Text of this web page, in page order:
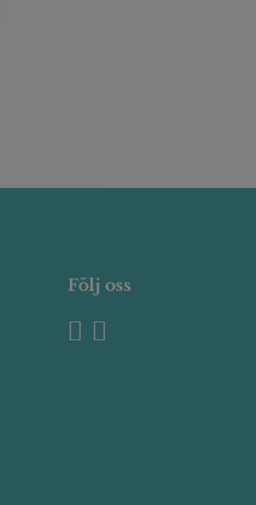
Följ oss